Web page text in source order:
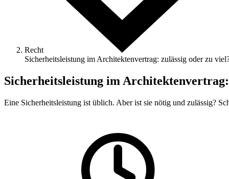
Recht
Sicherheitsleistung im Architektenvertrag: zulässig oder zu
Sicherheitsleistung im
Eine Sicherheitsleistung ist üblich. Aber ist sie nötig und zulässig?